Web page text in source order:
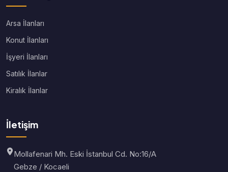
Arsa İlanları
Konut İlanları
İşyeri İlanları
Satılık İlanlar
Kiralık İlanlar
İletişim
Mollafenari Mh. Eski İstanbul Cd. No:16/A
Gebze / Kocaeli